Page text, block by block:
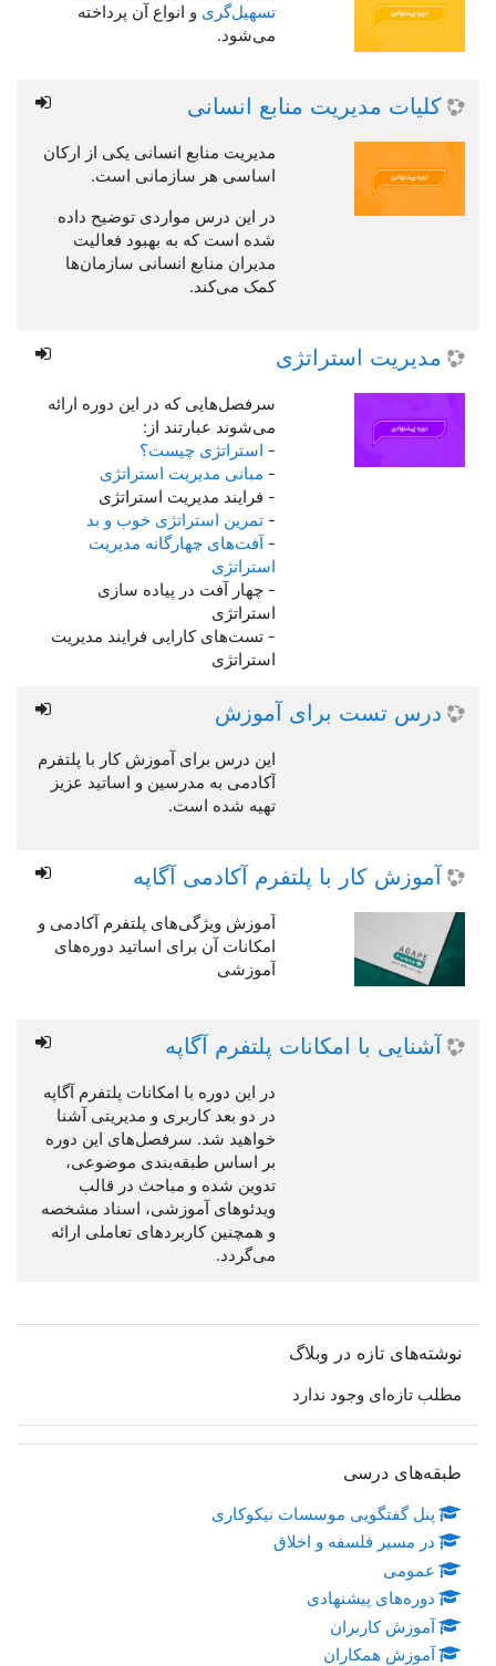
تسهیل‌گری و انواع آن پرداخته
می‌شود.
کلیات مدیریت منابع انسانی
مدیریت منابع انسانی یکی از ارکان
اساسی هر سازمانی است.
در این درس مواردی توضیح داده
شده است که به بهبود فعالیت
مدیران منابع انسانی سازمان‌ها
کمک می‌کند.
مدیریت استراتژی
سرفصل‌هایی که در این دوره ارائه
می‌شوند عبارتند از:
- استراتژی چیست؟
- مبانی مدیریت استراتژی
- فرایند مدیریت استراتژی
- تمرین استراتژی خوب و بد
- آفت‌های چهارگانه مدیریت
استراتژی
- چهار آفت در پیاده سازی
استراتژی
- تست‌های کارایی فرایند مدیریت
استراتژی
درس تست برای آموزش
این درس برای آموزش کار با پلتفرم
آکادمی به مدرسین و اساتید عزیز
تهیه شده است.
آموزش کار با پلتفرم آکادمی آگاپه
آموزش ویژگی‌های پلتفرم آکادمی و
امکانات آن برای اساتید دوره‌های
آموزشی
آشنایی با امکانات پلتفرم آگاپه
در این دوره با امکانات پلتفرم آگاپه
در دو بعد کاربری و مدیریتی آشنا
خواهید شد. سرفصل‌های این دوره
بر اساس طبقه‌بندی موضوعی،
تدوین شده و مباحث در قالب
ویدئوهای آموزشی، اسناد مشخصه
و همچنین کاربردهای تعاملی ارائه
می‌گردد.
نوشته‌های تازه در وبلاگ
مطلب تازه‌ای وجود ندارد
طبقه‌های درسی
پنل گفتگویی موسسات نیکوکاری
در مسیر فلسفه و اخلاق
عمومی
دوره‌‌های پیشنهادی
آموزش کاربران
آموزش همکاران